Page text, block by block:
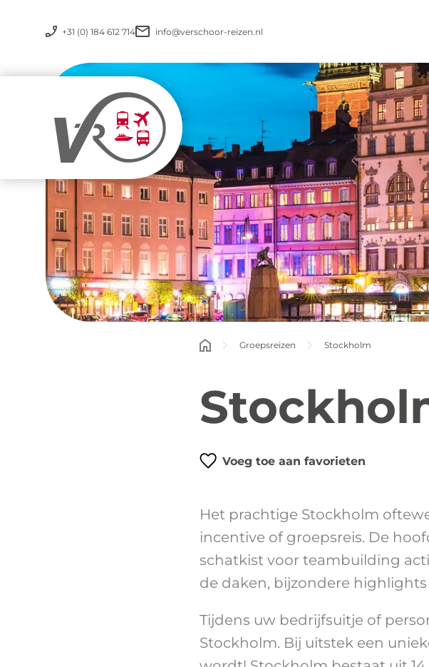
+31 (0) 184 612 714 info@verschoor-reizen.nl
Groepsreizen Stockholm
Voeg toe aan favorieten
Het prachtige Stockholm
incentive of groepsreis. De
schatkist voor teambuilding
de daken, bijzondere highlights
Tijdens uw bedrijfsuitje of
Stockholm. Bij uitstek een